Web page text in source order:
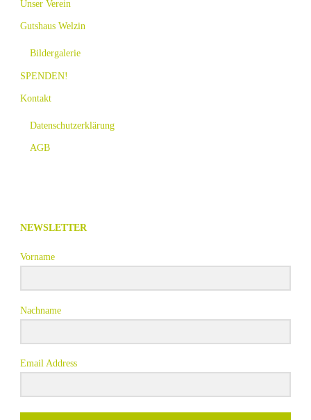
Unser Verein
Gutshaus Welzin
Bildergalerie
SPENDEN!
Kontakt
Datenschutzerklärung
AGB
NEWSLETTER
Vorname
Nachname
Email Address